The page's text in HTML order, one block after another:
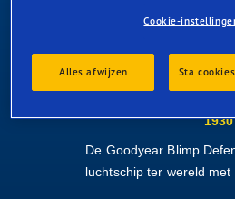
Een enorme aardbeving
1930
De Goodyear Blimp
luchtschip ter wereld met
Cookie-
Alles afwijzen Sta